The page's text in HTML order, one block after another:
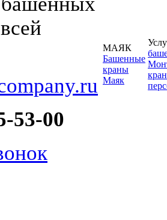
53-00
МАЯК
Башенные
краны
Маяк